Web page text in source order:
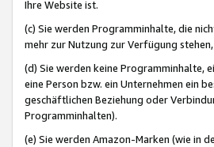
Ihre Website ist.
(c) Sie werden Programminhalte, die
mehr zur Nutzung zur Verfügung
(d) Sie werden keine Programminhalte,
eine Person bzw. ein Unternehmen ein
geschäftlichen Beziehung oder
Programminhalten).
(e) Sie werden Amazon-Marken (wie in